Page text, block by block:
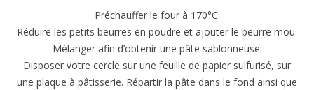
Préchauffer le four à 170°C.
Réduire les petits beurres en poudre et ajouter le beurre mou.
Mélanger afin d’obtenir une pâte sablonneuse.
Disposer votre cercle sur une feuille de papier sulfurisé, sur
une plaque à pâtisserie. Répartir la pâte dans le fond ainsi que